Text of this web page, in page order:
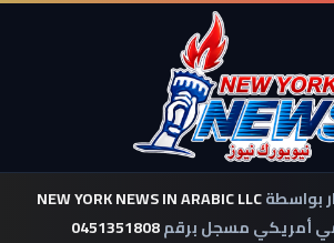
بواسطةNEW YORK NEWS IN ARABIC LLC
أمريكي مسجل برقم0451351808